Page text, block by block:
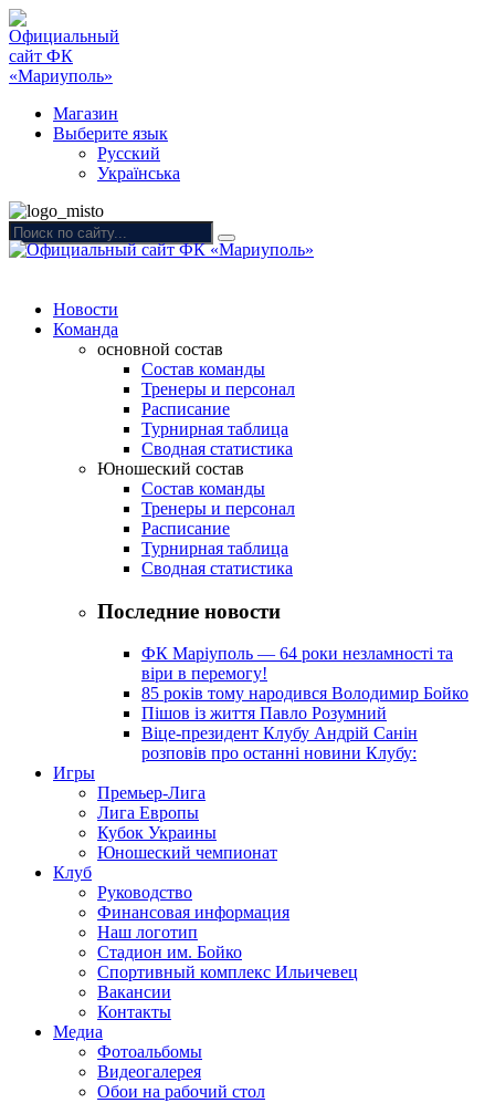
Магазин
Выберите язык
Русский
Українська
Новости
Команда
основной состав
Состав команды
Тренеры и персонал
Расписание
Турнирная таблица
Сводная статистика
Юношеский состав
Состав команды
Тренеры и персонал
Расписание
Турнирная таблица
Сводная статистика
Последние новости
ФК Маріуполь — 64 роки незламності та
віри в перемогу!
85 років тому народився Володимир Бойко
Пішов із життя Павло Розумний
Віце-президент Клубу Андрій Санін
розповів про останні новини Клубу:
Игры
Премьер-Лига
Лига Европы
Кубок Украины
Юношеский чемпионат
Клуб
Руководство
Финансовая информация
Наш логотип
Стадион им. Бойко
Спортивный комплекс Ильичевец
Вакансии
Контакты
Медиа
Фотоальбомы
Видеогалерея
Обои на рабочий стол